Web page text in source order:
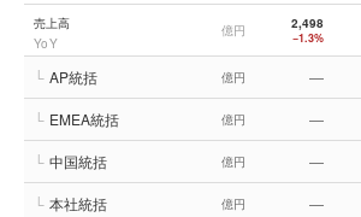
売上高
YoY
億円 2,498
−1.3%
└ AP統括 億円 —
└ EMEA統括 億円 —
└ 中国統括 億円 —
└ 本社統括 億円 —